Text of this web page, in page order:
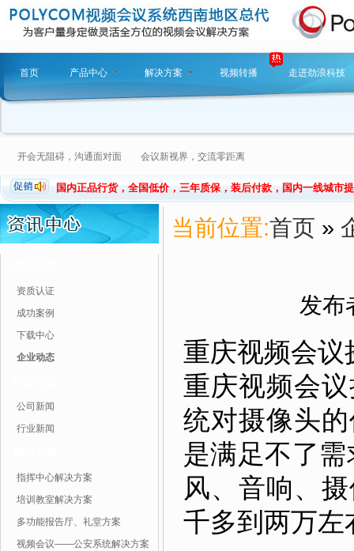
首页 产品中心 解决方案 视频转播 走进劲浪科技
开会无阻碍，沟通面对面 会议新视界，交流零距离
国内正品行货，全国低价，三年质保，装后付款，国内一线城市
资质认证
成功案例
下载中心
企业动态
公司新闻
行业新闻
指挥中心解决方案
培训教室解决方案
多功能报告厅、礼堂方案
视频会议——公安系统解决方案
当前位置:首页 »
发布
重庆视频会议
重庆视频会
统对摄像头
是满足不了
风、音响、
千多到两万左